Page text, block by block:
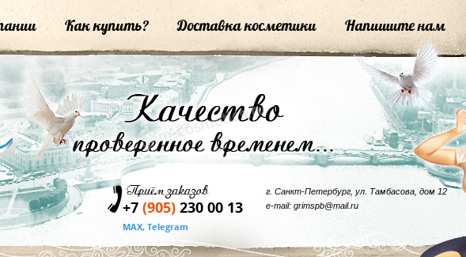
Как купить? Доставка косметики Напишите нам
г. Санкт-Петербург, ул. Тамбасова, дом 12
e-mail: grimspb@mail.ru
+7 (905) 230 00 13
MAX, Telegram